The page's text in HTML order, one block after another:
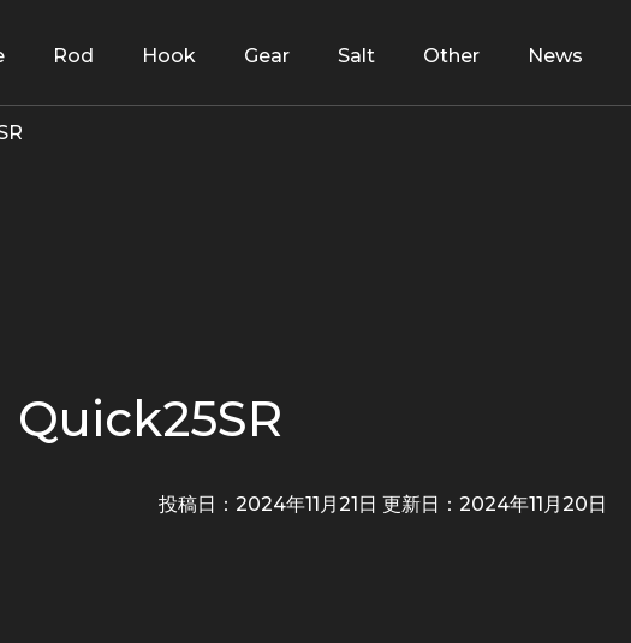
Rod Hook Gear Salt Other News
Quick25SR
投稿日：2024年11月21日 更新日： 2024年11月20日